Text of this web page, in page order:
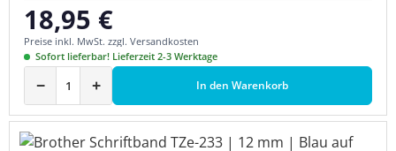
Regulärer Preis:
18,95 €
Preise inkl. MwSt. zzgl. Versandkosten
Sofort lieferbar! Lieferzeit 2-3 Werktage
− + In den Warenkorb